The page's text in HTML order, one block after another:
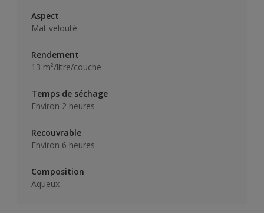
Aspect
Mat velouté
Rendement
13 m²/litre/couche
Temps de séchage
Environ 2 heures
Recouvrable
Environ 6 heures
Composition
Aqueux